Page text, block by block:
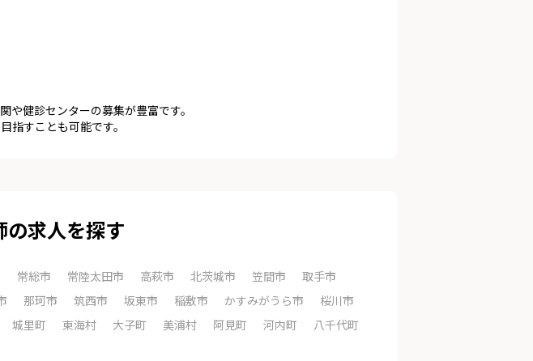
健診センターの募集が豊富です。
指すことも可能です。
の求人を探す
常総市 常陸太田市 高萩市 北茨城市 笠間市
取手市
那珂市 筑西市 坂東市 稲敷市 かすみがうら市
桜川市
城里町 東海村 大子町 美浦村 阿見町 河内町
八千代町